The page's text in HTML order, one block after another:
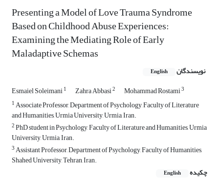
Presenting a Model of Love Trauma Syndrome
Based on Childhood Abuse Experiences:
Examining the Mediating Role of Early
Maladaptive Schemas
نویسندگان English
Esmaiel Soleimani1 Zahra Abbasi2 Mohammad Rostami3
1Associate Professor, Department of Psychology, Faculty of Literature
and Humanities, Urmia University, Urmia, Iran.
2PhD student in Psychology, Faculty of Literature and Humanities, Urmia
University, Urmia, Iran.
3Assistant Professor, Department of Psychology, Faculty of Humanities,
Shahed University, Tehran, Iran.
چکیده
English